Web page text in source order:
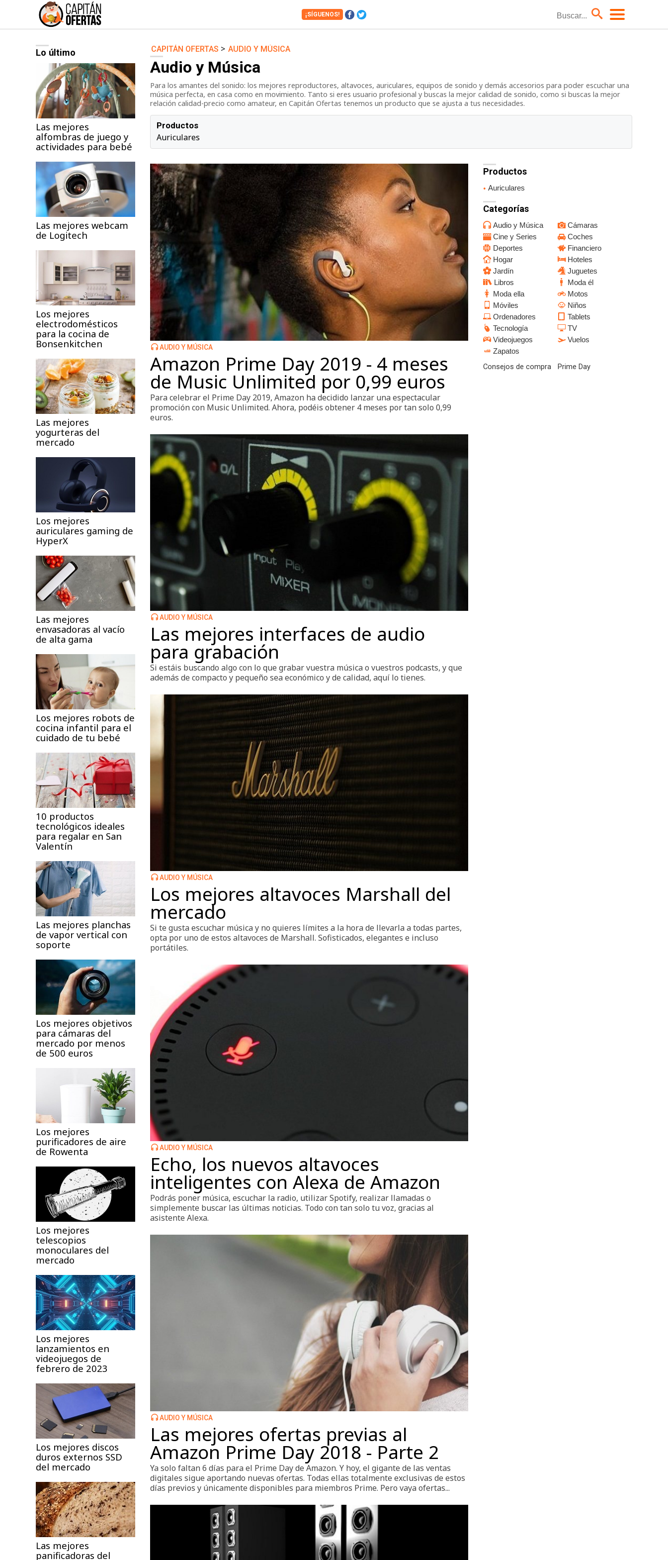
¡SÍGUENOS!
Audio y Música Cámaras
Deportes
Financiero
Jardín
Juguetes Libros
Moda él
Moda ella
Motos Móviles
Niños
Ordenadores
Videojuegos
Lo último
Las mejores
alfombras de juego y
actividades para bebé
Las mejores webcam
de Logitech
Los mejores
electrodomésticos
para la cocina de
Bonsenkitchen
Las mejores
yogurteras del
mercado
Los mejores
auriculares gaming de
HyperX
Las mejores
envasadoras al vacío
de alta gama
Los mejores robots de
cocina infantil para el
cuidado de tu bebé
10 productos
tecnológicos ideales
para regalar en San
Valentín
Las mejores planchas
de vapor vertical con
soporte
Los mejores objetivos
para cámaras del
mercado por menos
de 500 euros
Los mejores
purificadores de aire
de Rowenta
Los mejores
telescopios
monoculares del
mercado
Los mejores
lanzamientos en
videojuegos de
febrero de 2023
Los mejores discos
duros externos SSD
del mercado
Las mejores
panificadoras del
CAPITÁN OFERTAS > AUDIO Y MÚSICA
Audio y Música
Para los amantes del sonido: los mejores reproductores, altavoces, auriculares, equipos de sonido y demás accesorios para poder escuchar una
música perfecta, en casa como en movimiento. Tanto si eres usuario profesional y buscas la mejor calidad de sonido, como si buscas la mejor
relación calidad-precio como amateur, en Capitán Ofertas tenemos un producto que se ajusta a tus necesidades.
Productos
Auriculares
AUDIO Y MÚSICA
Amazon Prime Day 2019 - 4 meses
de Music Unlimited por 0,99 euros
Para celebrar el Prime Day 2019, Amazon ha decidido lanzar una espectacular
promoción con Music Unlimited. Ahora, podéis obtener 4 meses por tan solo 0,99
euros.
AUDIO Y MÚSICA
Las mejores interfaces de audio
para grabación
Si estáis buscando algo con lo que grabar vuestra música o vuestros podcasts, y que
además de compacto y pequeño sea económico y de calidad, aquí lo tienes.
AUDIO Y MÚSICA
Los mejores altavoces Marshall del
mercado
Si te gusta escuchar música y no quieres límites a la hora de llevarla a todas partes,
opta por uno de estos altavoces de Marshall. Sofisticados, elegantes e incluso
portátiles.
AUDIO Y MÚSICA
Echo, los nuevos altavoces
inteligentes con Alexa de Amazon
Podrás poner música, escuchar la radio, utilizar Spotify, realizar llamadas o
simplemente buscar las últimas noticias. Todo con tan solo tu voz, gracias al
asistente Alexa.
AUDIO Y MÚSICA
Las mejores ofertas previas al
Amazon Prime Day 2018 - Parte 2
Ya solo faltan 6 días para el Prime Day de Amazon. Y hoy, el gigante de las ventas
digitales sigue aportando nuevas ofertas. Todas ellas totalmente exclusivas de estos
días previos y únicamente disponibles para miembros Prime. Pero vaya ofertas...
Productos
Auriculares
Categorías
Audio y Música
Cámaras
Cine y Series
Coches
Deportes
Financiero
Hogar
Hoteles
Jardín
Juguetes
Libros
Moda él
Moda ella
Motos
Móviles
Niños
Ordenadores
Tablets
Tecnología
TV
Videojuegos
Vuelos
Zapatos
Consejos de compra Prime Day